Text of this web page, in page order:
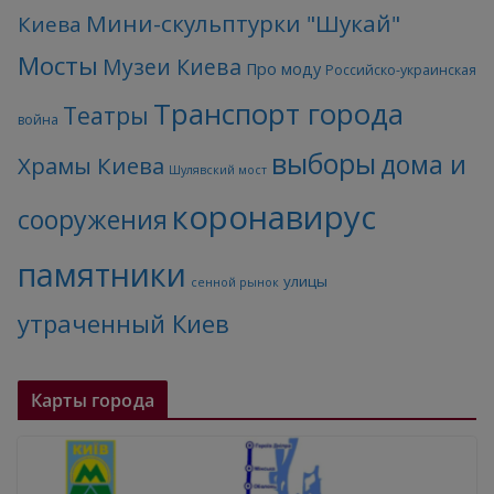
Киева Мини-скульптурки "Шукай"
Мосты Музеи Киева Про моду Российско-украинская
война Театры Транспорт города
Храмы Киева Шулявский мост выборы дома и
сооружения коронавирус
памятники сенной рынок улицы
утраченный Киев
Карты города